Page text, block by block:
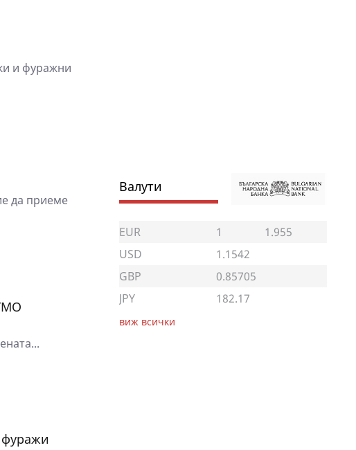
и фуражни
да приеме
фуражи
Валути
EUR 1
1.955
USD
1.1542
GBP
0.85705
JPY
182.17
виж всички